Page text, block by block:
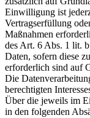
Einwilligung ist
Vertragserfüllung
Maßnahmen
des Art. 6 Abs. 1 lit.
Daten, sofern diese
erforderlich sind auf
Die
berechtigten
Über die jeweils im
in den folgenden